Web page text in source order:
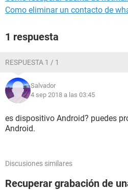
Como eliminar un contacto de
1 respuesta
RESPUESTA 1 / 1
Salvador
4 sep 2018 a las 03:45
es dispositivo Android? puedes
Android.
Discusiones similares
Recuperar grabación de